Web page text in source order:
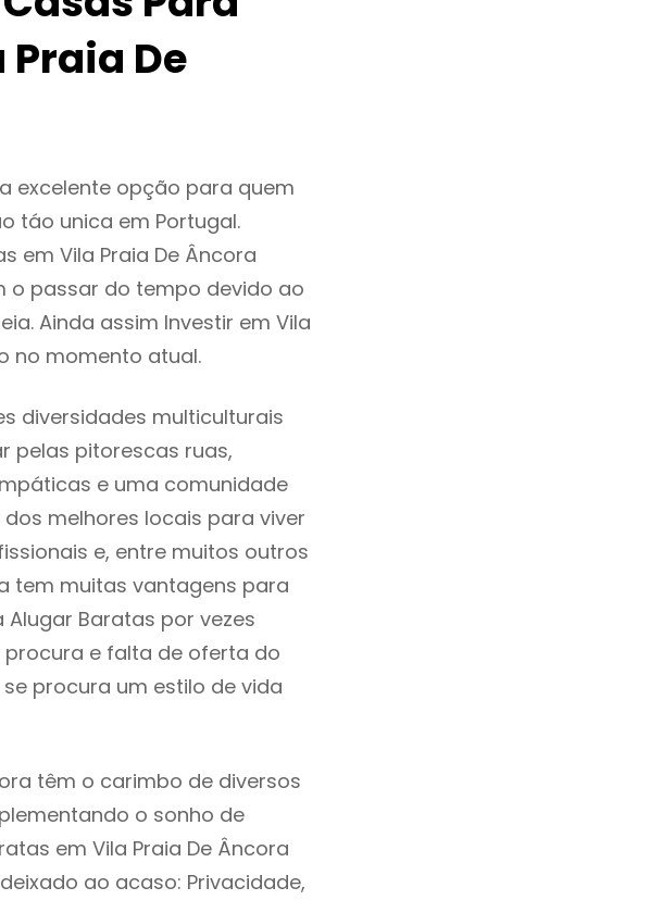
De
excelente opção para quem
táo unica em Portugal.
em Vila Praia De Âncora
passar do tempo devido ao
Ainda assim Investir em Vila
no momento atual.
diversidades multiculturais
pelas pitorescas ruas,
e uma comunidade
melhores locais para viver
e, entre muitos outros
tem muitas vantagens para
Baratas por vezes
e falta de oferta do
procura um estilo de vida
têm o carimbo de diversos
o sonho de
em Vila Praia De Âncora
ao acaso: Privacidade,